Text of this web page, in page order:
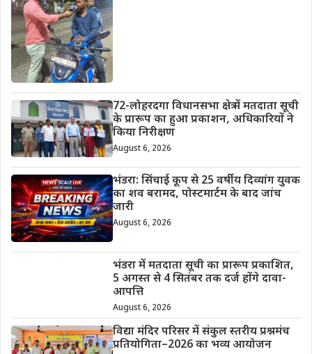
72-लोहरदगा विधानसभा क्षेत्र में मतदाता सूची
के प्रारूप का हुआ प्रकाशन, अधिकारियों ने
किया निरीक्षण
August 6, 2026
भंडरा: सिंचाई कूप से 25 वर्षीय दिव्यांग युवक
का शव बरामद, पोस्टमार्टम के बाद जांच
जारी
August 6, 2026
भंडरा में मतदाता सूची का प्रारूप प्रकाशित,
5 अगस्त से 4 सितंबर तक दर्ज होंगे दावा-
आपत्ति
August 6, 2026
विद्या मंदिर परिसर में संकुल स्तरीय प्रश्नमंच
प्रतियोगिता–2026 का भव्य आयोजन